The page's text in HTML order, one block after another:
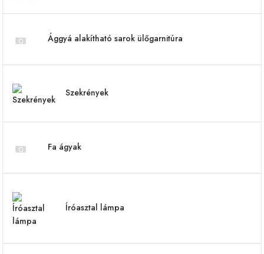
Ággyá alakítható sarok ülőgarnitúra
Szekrények
Fa ágyak
Íróasztal lámpa